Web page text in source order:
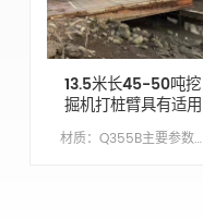
13.5米长45-50吨挖
掘机打桩臂具有适用
于Cat350的打桩深
度 材质：Q355B主要参数模型CAT350动臂长度9.6M臂长4.2米锤头臂XM手臂油缸类型外贸类型（国外）配重X吨